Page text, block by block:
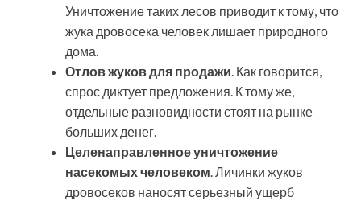
Уничтожение таких лесов приводит к тому, что
жука дровосека человек лишает природного
дома.
Отлов жуков для продажи. Как говорится,
спрос диктует предложения. К тому же,
отдельные разновидности стоят на рынке
больших денег.
Целенаправленное уничтожение
насекомых человеком. Личинки жуков
дровосеков наносят серьезный ущерб